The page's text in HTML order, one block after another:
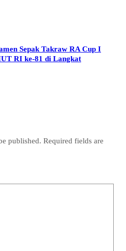
Sepak Takraw RA Cup I
RI ke-81 di Langkat
published. Required fields are